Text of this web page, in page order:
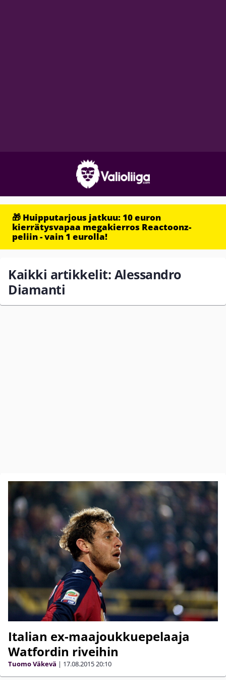
🎁 Huipputarjous jatkuu: 10 euron
kierrätysvapaa megakierros Reactoonz-
peliin - vain 1 eurolla!
Kaikki artikkelit: Alessandro
Diamanti
Italian ex-maajoukkuepelaaja
Watfordin riveihin
Tuomo Väkevä | 17.08.201520:10